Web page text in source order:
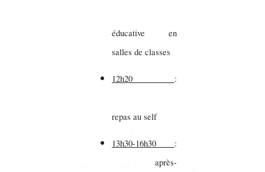
éducative en
salles de classes
12h20 :
repas au self
13h30-16h30 :
après-
Laissez-nous un message